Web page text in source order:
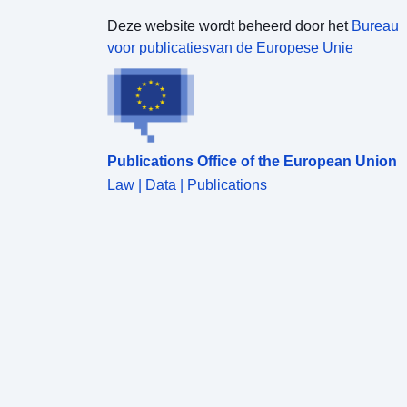
Deze website wordt beheerd door het Bureau
voor publicatiesvan de Europese Unie
Publications Office of the European Union
Law | Data | Publications